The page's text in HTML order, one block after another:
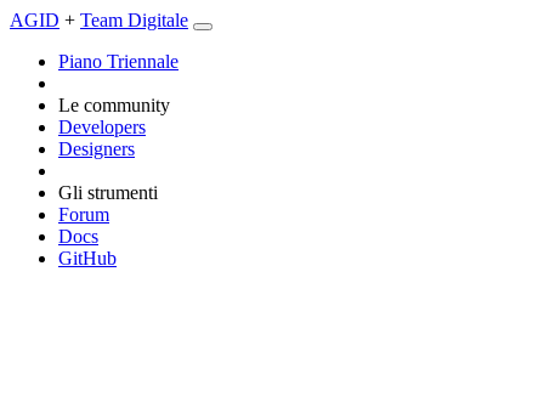
AGID + Team Digitale
Piano Triennale
Le community
Developers
Designers
Gli strumenti
Forum
Docs
GitHub